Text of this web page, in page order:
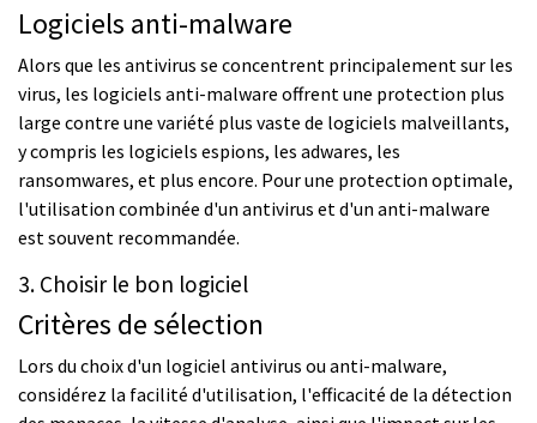
Logiciels anti-malware
Alors que les antivirus se concentrent principalement sur les
virus, les logiciels anti-malware offrent une protection plus
large contre une variété plus vaste de logiciels malveillants,
y compris les logiciels espions, les adwares, les
ransomwares, et plus encore. Pour une protection optimale,
l'utilisation combinée d'un antivirus et d'un anti-malware
est souvent recommandée.
3. Choisir le bon logiciel
Critères de sélection
Lors du choix d'un logiciel antivirus ou anti-malware,
considérez la facilité d'utilisation, l'efficacité de la détection